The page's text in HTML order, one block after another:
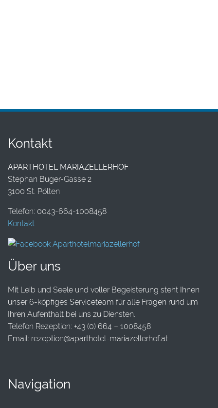
Kontakt
APARTHOTEL MARIAZELLERHOF
Stephan Buger-Gasse 2
3100 St. Pölten
Telefon: 0043-664-1008458
Kontakt
Über uns
Mit Leib und Seele und voller Begeisterung steht Ihnen
unser 6-köpfiges Serviceteam für alle Fragen rund um
Ihren Aufenthalt bei uns zu Diensten.
Telefon Rezeption: +43 (0) 664 – 1008458
Email: rezeption@aparthotel-mariazellerhof.at
Navigation